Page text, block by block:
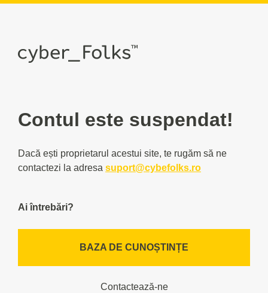
Contul este suspendat!
Dacă ești proprietarul acestui site, te rugăm să ne
contactezi la adresa suport@cybefolks.ro
Ai întrebări?
BAZA DE CUNOȘTINȚE
Contactează-ne